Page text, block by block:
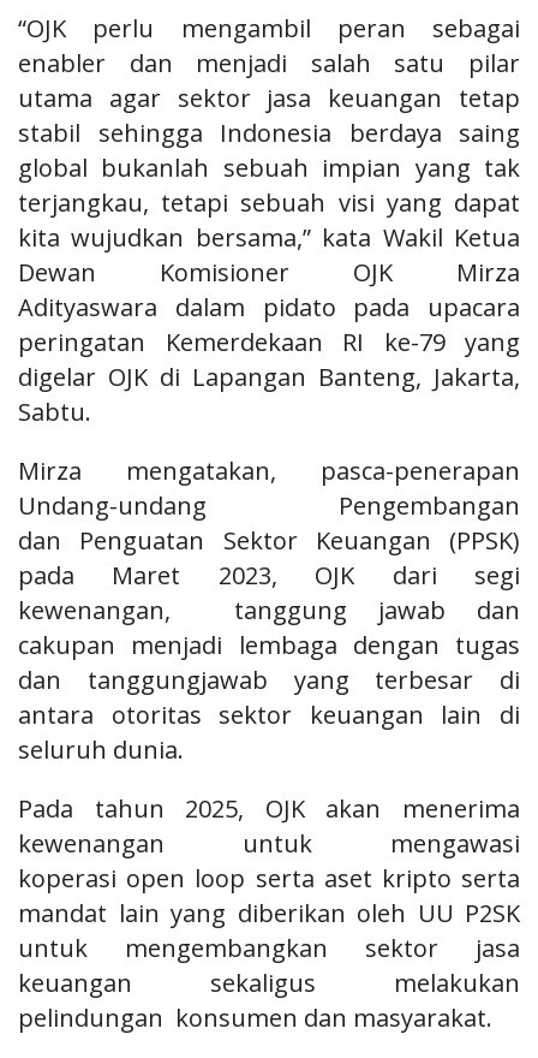
“OJK perlu mengambil peran sebagai
enabler dan menjadi salah satu pilar
utama agar sektor jasa keuangan tetap
stabil sehingga Indonesia berdaya saing
global bukanlah sebuah impian yang tak
terjangkau, tetapi sebuah visi yang dapat
kitawujudkan bersama,” kata Wakil Ketua
Dewan Komisioner OJK Mirza
Adityaswara dalam pidato pada upacara
peringatan Kemerdekaan RI ke-79 yang
digelar OJK di Lapangan Banteng, Jakarta,
Sabtu.
Mirza mengatakan, pasca-penerapan
Undang-undang Pengembangan
dan Penguatan Sektor Keuangan (PPSK)
pada Maret 2023, OJK dari segi
kewenangan, tanggung jawab dan
cakupan menjadi lembaga dengan tugas
dan tanggungjawab yang terbesar di
antara otoritas sektor keuangan lain di
seluruh dunia.
Pada tahun 2025, OJK akan menerima
kewenangan untuk mengawasi
koperasi open loop serta aset kripto serta
mandat lain yang diberikan oleh UU P2SK
untuk mengembangkan sektor jasa
keuangan sekaligus melakukan
pelindungan konsumen dan masyarakat.